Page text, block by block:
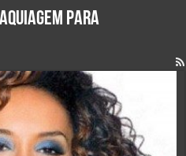
para